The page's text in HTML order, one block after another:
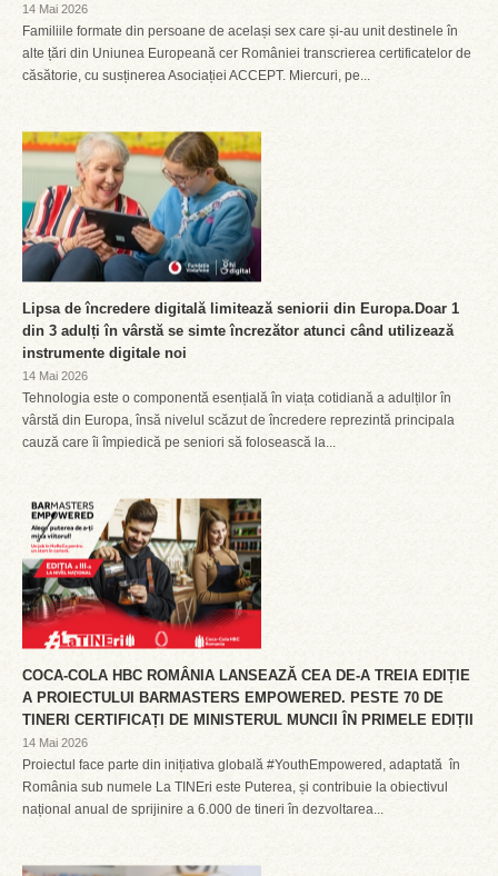
14 Mai 2026
Familiile formate din persoane de același sex care și-au unit destinele în
alte țări din Uniunea Europeană cer României transcrierea certificatelor de
căsătorie, cu susținerea Asociației ACCEPT. Miercuri, pe...
Lipsa de încredere digitală limitează seniorii din Europa.Doar 1
din 3 adulți în vârstă se simte încrezător atunci când utilizează
instrumente digitale noi
14 Mai 2026
Tehnologia este o componentă esențială în viața cotidiană a adulților în
vârstă din Europa, însă nivelul scăzut de încredere reprezintă principala
cauză care îi împiedică pe seniori să folosească la...
COCA-COLA HBC ROMÂNIA LANSEAZĂ CEA DE-A TREIA EDIȚIE
A PROIECTULUI BARMASTERS EMPOWERED. PESTE 70 DE
TINERI CERTIFICAȚI DE MINISTERUL MUNCII ÎN PRIMELE EDIȚII
14 Mai 2026
Proiectul face parte din inițiativa globală #YouthEmpowered, adaptată în
România sub numele La TINEri este Puterea, și contribuie la obiectivul
național anual de sprijinire a 6.000 de tineri în dezvoltarea...